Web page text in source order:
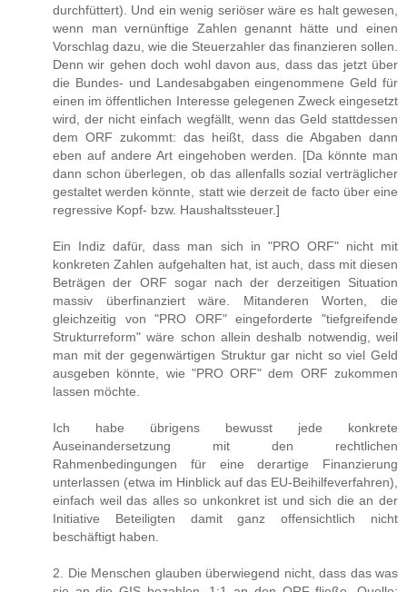
durchfüttert). Und ein wenig seriöser wäre es halt gewesen,
wenn man vernünftige Zahlen genannt hätte und einen
Vorschlag dazu, wie die Steuerzahler das finanzieren sollen.
Denn wir gehen doch wohl davon aus, dass das jetzt über
die Bundes- und Landesabgaben eingenommene Geld für
einen im öffentlichen Interesse gelegenen Zweck eingesetzt
wird, der nicht einfach wegfällt, wenn das Geld stattdessen
dem ORF zukommt: das heißt, dass die Abgaben dann
eben auf andere Art eingehoben werden. [Da könnte man
dann schon überlegen, ob das allenfalls sozial verträglicher
gestaltet werden könnte, statt wie derzeit de facto über eine
regressive Kopf- bzw. Haushaltssteuer.]
Ein Indiz dafür, dass man sich in "PRO ORF" nicht mit
konkreten Zahlen aufgehalten hat, ist auch, dass mit diesen
Beträgen der ORF sogar nach der derzeitigen Situation
massiv überfinanziert wäre. Mitanderen Worten, die
gleichzeitig von "PRO ORF" eingeforderte "tiefgreifende
Strukturreform" wäre schon allein deshalb notwendig, weil
man mit der gegenwärtigen Struktur gar nicht so viel Geld
ausgeben könnte, wie "PRO ORF" dem ORF zukommen
lassen möchte.
Ich habe übrigens bewusst jede konkrete
Auseinandersetzung mit den rechtlichen
Rahmenbedingungen für eine derartige Finanzierung
unterlassen (etwa im Hinblick auf das EU-Beihilfeverfahren),
einfach weil das alles so unkonkret ist und sich die an der
Initiative Beteiligten damit ganz offensichtlich nicht
beschäftigt haben.
2. Die Menschen glauben überwiegend nicht, dass das was